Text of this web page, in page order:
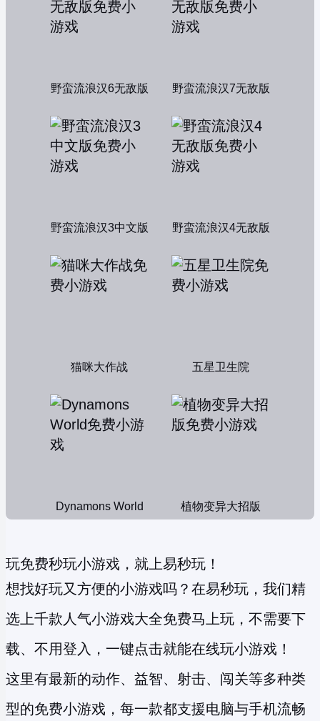
野蛮流浪汉6无敌版 野蛮流浪汉7无敌版
野蛮流浪汉3中文版 野蛮流浪汉4无敌版
猫咪大作战 五星卫生院
Dynamons World 植物变异大招版
玩免费秒玩小游戏，就上易秒玩！
想找好玩又方便的小游戏吗？在易秒玩，我们精
选上千款人气小游戏大全免费马上玩，不需要下
载、不用登入，一键点击就能在线玩小游戏！
这里有最新的动作、益智、射击、闯关等多种类
型的免费小游戏 ，每一款都支援电脑与手机流畅